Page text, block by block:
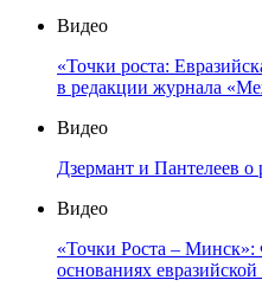
Видео
«Точки роста:
в редакции журнала
Видео
Дзермант и Пантелеев о
Видео
«Точки Роста – Минск»:
основаниях